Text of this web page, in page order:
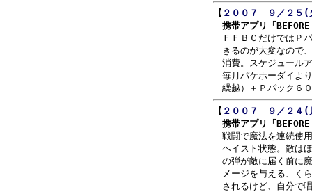
【 ２００７　９／２５
携帯アプリ『
ＦＦＢＣだけではＰ
きるのが大変なので
消費。スケジュール
毎月パケホーダイよ
【 ２００７　９／２４
携帯アプリ『
戦闘で魔法を連続使
ヘイスト状態。敵は
の弾が敵に届く前に
メージを与える、く